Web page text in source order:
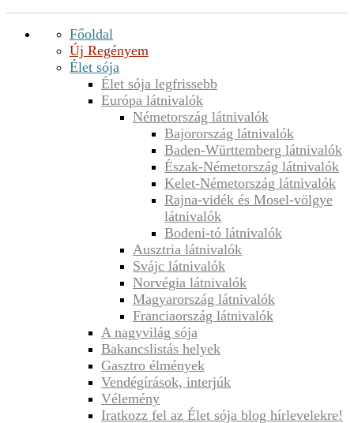
Főoldal
Új Regényem
Élet sója
Élet sója legfrissebb
Európa látnivalók
Németország látnivalók
Bajorország látnivalók
Baden-Württemberg látnivalók
Észak-Németország látnivalók
Kelet-Németország látnivalók
Rajna-vidék és Mosel-völgye
látnivalók
Bodeni-tó látnivalók
Ausztria látnivalók
Svájc látnivalók
Norvégia látnivalók
Magyarország látnivalók
Franciaország látnivalók
A nagyvilág sója
Bakancslistás helyek
Gasztro élmények
Vendégírások, interjúk
Vélemény
Iratkozz fel az Élet sója blog hírlevelekre!